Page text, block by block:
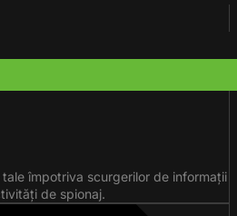
împotriva scurgerilor de informații
de spionaj.